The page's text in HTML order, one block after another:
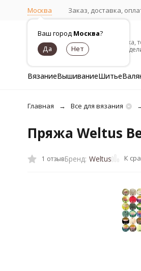
Москва
Ваш город Москва?
Заказ, доставка,
Пряжа,
ВязаниеВышиваниеШитье
Главная Все для вязания
Пряжа Weltus
1 отзывБренд: Weltus К